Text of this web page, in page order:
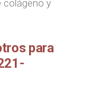
colágeno y
para